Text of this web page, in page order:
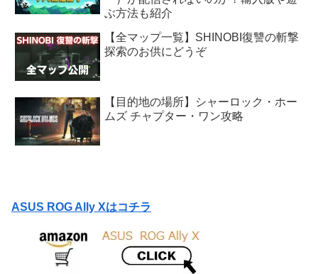
ぶ方法も紹介
【全マップ一覧】SHINOBI復讐の斬撃
探索のお供にどうぞ
【目的地の場所】シャーロック・ホー
ムズ チャプター・ワン攻略
ASUS ROG Ally Xはコチラ